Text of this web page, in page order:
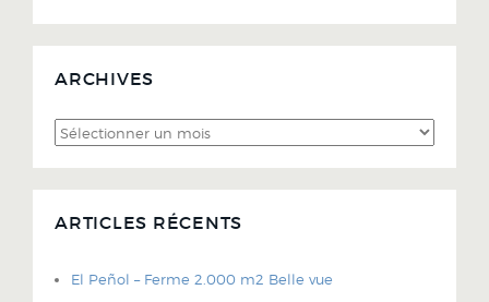
ARCHIVES
Archives
ARTICLES RÉCENTS
El Peñol – Ferme 2.000 m2 Belle vue